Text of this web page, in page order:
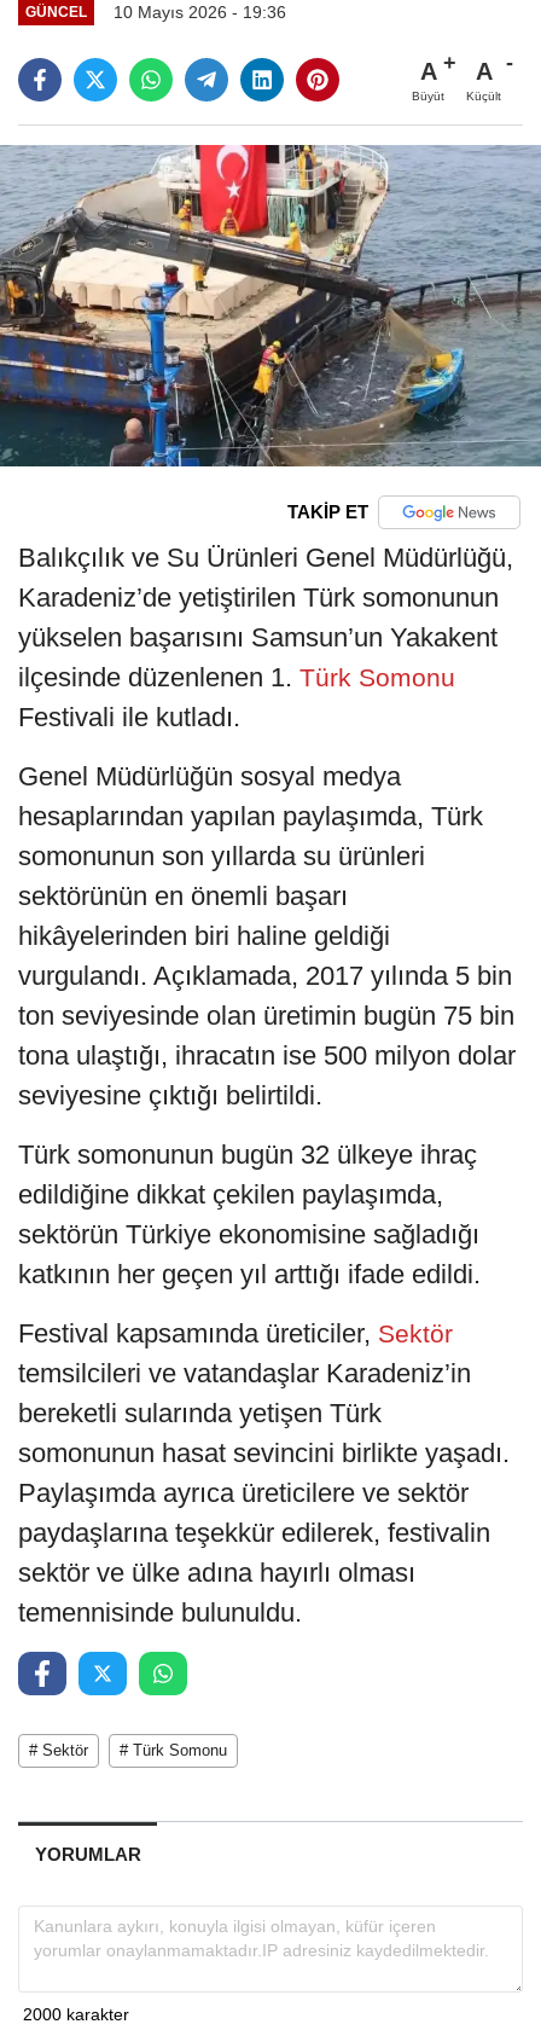
GÜNCEL 10 Mayıs 2026 - 19:36
A
Büyüt
A
Küçült
TAKİP ET
Balıkçılık ve Su Ürünleri Genel Müdürlüğü,
Karadeniz’de yetiştirilen Türk somonunun
yükselen başarısını Samsun’un Yakakent
ilçesinde düzenlenen 1. Türk Somonu
Festivali ile kutladı.
Genel Müdürlüğün sosyal medya
hesaplarından yapılan paylaşımda, Türk
somonunun son yıllarda su ürünleri
sektörünün en önemli başarı
hikâyelerinden biri haline geldiği
vurgulandı. Açıklamada, 2017 yılında 5 bin
ton seviyesinde olan üretimin bugün 75 bin
tona ulaştığı, ihracatın ise 500 milyon dolar
seviyesine çıktığı belirtildi.
Türk somonunun bugün 32 ülkeye ihraç
edildiğine dikkat çekilen paylaşımda,
sektörün Türkiye ekonomisine sağladığı
katkının her geçen yıl arttığı ifade edildi.
Festival kapsamında üreticiler, Sektör
temsilcileri ve vatandaşlar Karadeniz’in
bereketli sularında yetişen Türk
somonunun hasat sevincini birlikte yaşadı.
Paylaşımda ayrıca üreticilere ve sektör
paydaşlarına teşekkür edilerek, festivalin
sektör ve ülke adına hayırlı olması
temennisinde bulunuldu.
# Sektör # Türk Somonu
YORUMLAR